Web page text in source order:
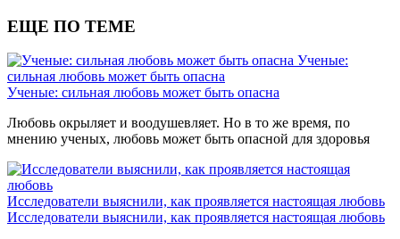
ЕЩЕ ПО ТЕМЕ
Ученые:
сильная любовь может быть опасна
Ученые: сильная любовь может быть опасна
Любовь окрыляет и воодушевляет. Но в то же время, по
мнению ученых, любовь может быть опасной для здоровья
Исследователи выяснили, как проявляется настоящая любовь
Исследователи выяснили, как проявляется настоящая любовь